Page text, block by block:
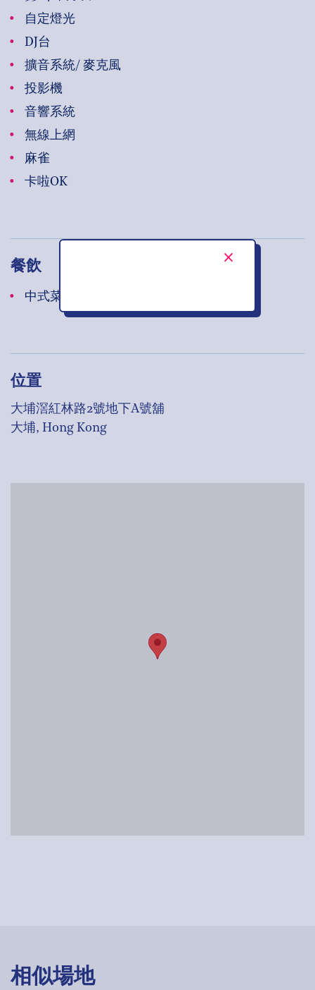
自定燈光
DJ台
擴音系統/ 麥克風
投影機
音響系統
無線上網
麻雀
卡啦OK
餐飲
中式菜式
位置
大埔滘紅林路2號地下A號舖
大埔, Hong Kong
相似場地